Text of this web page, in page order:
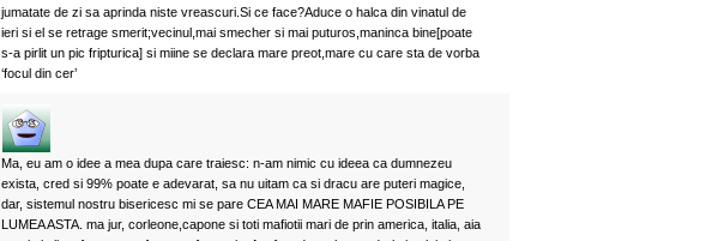
jumatate de zi sa aprinda niste vreascuri.Si ce face?Aduce o halca din vinatul de
ieri si el se retrage smerit;vecinul,mai smecher si mai puturos,maninca bine[poate
s-a pirlit un pic fripturica] si miine se declara mare preot,mare cu care sta de vorba
‘focul din cer’
Ma, eu am o idee a mea dupa care traiesc: n-am nimic cu ideea ca dumnezeu
exista, cred si 99% poate e adevarat, sa nu uitam ca si dracu are puteri magice,
dar, sistemul nostru bisericesc mi se pare CEA MAI MARE MAFIE POSIBILA PE
LUMEA ASTA. ma jur, corleone,capone si toti mafiotii mari de prin america, italia, aia